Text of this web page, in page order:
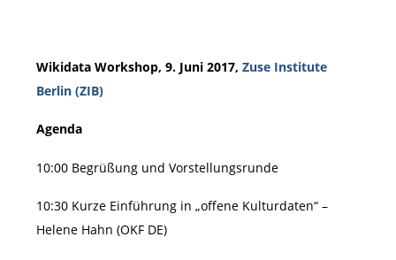
Wikidata Workshop, 9. Juni 2017, Zuse Institute
Berlin (ZIB)
Agenda
10:00 Begrüßung und Vorstellungsrunde
10:30 Kurze Einführung in „offene Kulturdaten“ –
Helene Hahn (OKF DE)